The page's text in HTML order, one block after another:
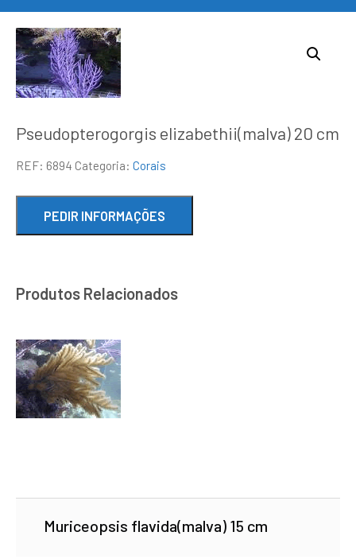
Pseudopterogorgis elizabethii(malva) 20 cm
REF: 6894 Categoria: Corais
Produtos Relacionados
Muriceopsis flavida(malva) 15 cm